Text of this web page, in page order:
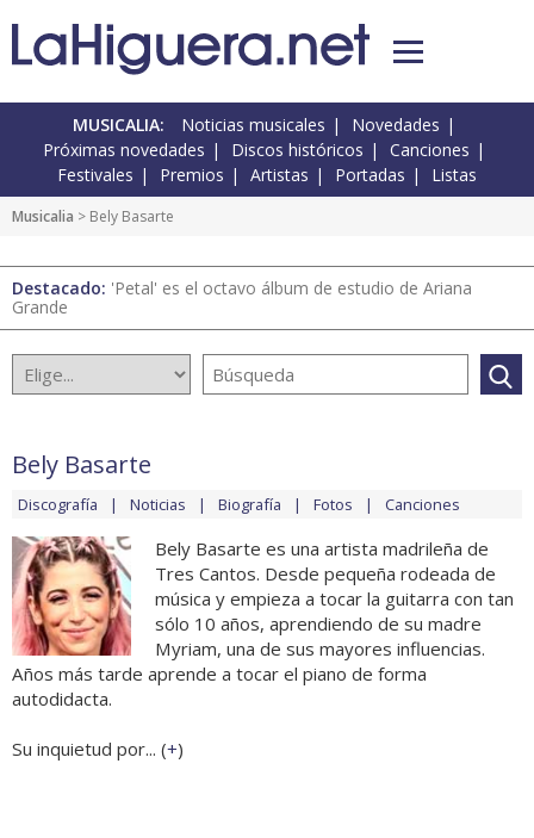
MUSICALIA: Noticias musicales
Novedades
Próximas novedades
Discos históricos
Canciones
Festivales
Premios Artistas Portadas Listas
Musicalia > Bely Basarte
Destacado: 'Petal' es el octavo álbum de estudio de Ariana
Grande
Bely Basarte
Discografía Noticias Biografía Fotos Canciones
Bely Basarte es una artista madrileña de
Tres Cantos. Desde pequeña rodeada de
música y empieza a tocar la guitarra con tan
sólo 10 años, aprendiendo de su madre
Myriam, una de sus mayores influencias.
Años más tarde aprende a tocar el piano de forma
autodidacta.
Su inquietud por... (+)